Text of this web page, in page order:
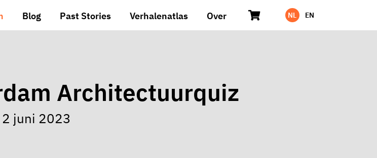
Blog Past Stories Verhalenatlas Over NL EN
Architectuurquiz
2 juni 2023